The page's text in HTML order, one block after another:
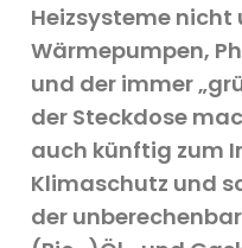
Heizsysteme
Wärmepumpen,
und der immer
der Steckdose
auch künftig zum
Klimaschutz und
der